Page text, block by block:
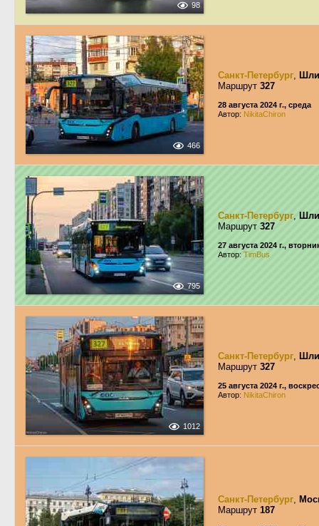
98
466
Санкт-Петербург,
Маршрут 327
28 августа 2024 г., среда
Автор: NikitaChiron
795
Санкт-Петербург,
Маршрут 327
27 августа 2024 г.,
Автор: TimBus
1012
Санкт-Петербург,
Маршрут 327
25 августа 2024 г.,
Автор: NikitaChiron
Санкт-Петербург,
Маршрут 187